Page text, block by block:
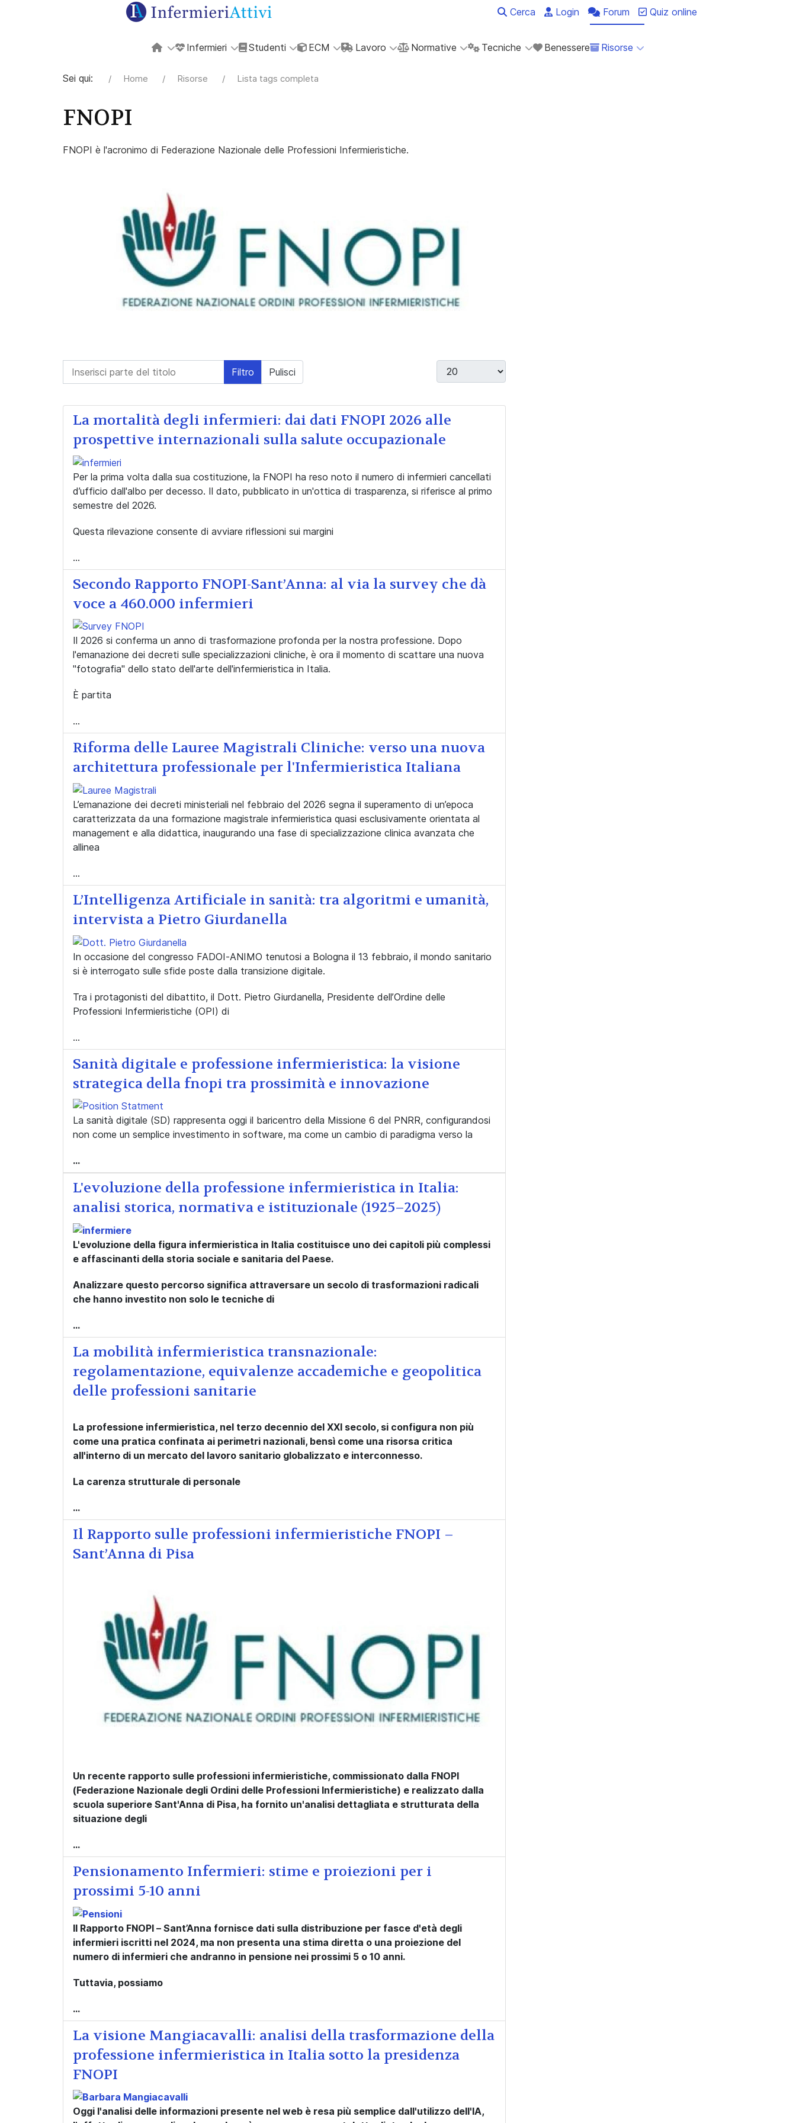
Cerca Login Forum Quiz online
Infermieri Studenti ECM Lavoro Normative Tecniche Benessere Risorse
Sei qui: Home Risorse Lista tags completa
FNOPI
FNOPI è l'acronimo di Federazione Nazionale delle Professioni Infermieristiche.
Inserisci parte del titolo Filtro Pulisci Visualizza #
La mortalità degli infermieri: dai dati FNOPI 2026 alle
prospettive internazionali sulla salute occupazionale
Per la prima volta dalla sua costituzione, la FNOPI ha reso noto il numero di infermieri cancellati
d’ufficio dall'albo per decesso. Il dato, pubblicato in un'ottica di trasparenza, si riferisce al primo
semestre del 2026.
Questa rilevazione consente di avviare riflessioni sui margini
...
Secondo Rapporto FNOPI-Sant’Anna: al via la survey che dà
voce a 460.000 infermieri
Il 2026 si conferma un anno di trasformazione profonda per la nostra professione. Dopo
l'emanazione dei decreti sulle specializzazioni cliniche, è ora il momento di scattare una nuova
"fotografia" dello stato dell'arte dell'infermieristica in Italia.
È partita
...
Riforma delle Lauree Magistrali Cliniche: verso una nuova
architettura professionale per l'Infermieristica Italiana
L’emanazione dei decreti ministeriali nel febbraio del 2026 segna il superamento di un’epoca
caratterizzata da una formazione magistrale infermieristica quasi esclusivamente orientata al
management e alla didattica, inaugurando una fase di specializzazione clinica avanzata che
allinea
...
L’Intelligenza Artificiale in sanità: tra algoritmi e umanità,
intervista a Pietro Giurdanella
In occasione del congresso FADOI-ANIMO tenutosi a Bologna il 13 febbraio, il mondo sanitario
si è interrogato sulle sfide poste dalla transizione digitale.
Tra i protagonisti del dibattito, il Dott. Pietro Giurdanella, Presidente dell’Ordine delle
Professioni Infermieristiche (OPI) di
...
Sanità digitale e professione infermieristica: la visione
strategica della fnopi tra prossimità e innovazione
La sanità digitale (SD) rappresenta oggi il baricentro della Missione 6 del PNRR, configurandosi
non come un semplice investimento in software, ma come un cambio di paradigma verso la
...
L'evoluzione della professione infermieristica in Italia:
analisi storica, normativa e istituzionale (1925–2025)
L'evoluzione della figura infermieristica in Italia costituisce uno dei capitoli più complessi
e affascinanti della storia sociale e sanitaria del Paese.
Analizzare questo percorso significa attraversare un secolo di trasformazioni radicali
che hanno investito non solo le tecniche di
...
La mobilità infermieristica transnazionale:
regolamentazione, equivalenze accademiche e geopolitica
delle professioni sanitarie
La professione infermieristica, nel terzo decennio del XXI secolo, si configura non più
come una pratica confinata ai perimetri nazionali, bensì come una risorsa critica
all'interno di un mercato del lavoro sanitario globalizzato e interconnesso.
La carenza strutturale di personale
...
Il Rapporto sulle professioni infermieristiche FNOPI –
Sant’Anna di Pisa
Un recente rapporto sulle professioni infermieristiche, commissionato dalla FNOPI
(Federazione Nazionale degli Ordini delle Professioni Infermieristiche) e realizzato dalla
scuola superiore Sant'Anna di Pisa, ha fornito un'analisi dettagliata e strutturata della
situazione degli
...
Pensionamento Infermieri: stime e proiezioni per i
prossimi 5-10 anni
Il Rapporto FNOPI – Sant’Anna fornisce dati sulla distribuzione per fasce d'età degli
infermieri iscritti nel 2024, ma non presenta una stima diretta o una proiezione del
numero di infermieri che andranno in pensione nei prossimi 5 o 10 anni.
Tuttavia, possiamo
...
La visione Mangiacavalli: analisi della trasformazione della
professione infermieristica in Italia sotto la presidenza
FNOPI
Oggi l'analisi delle informazioni presente nel web è resa più semplice dall'utilizzo dell'IA,